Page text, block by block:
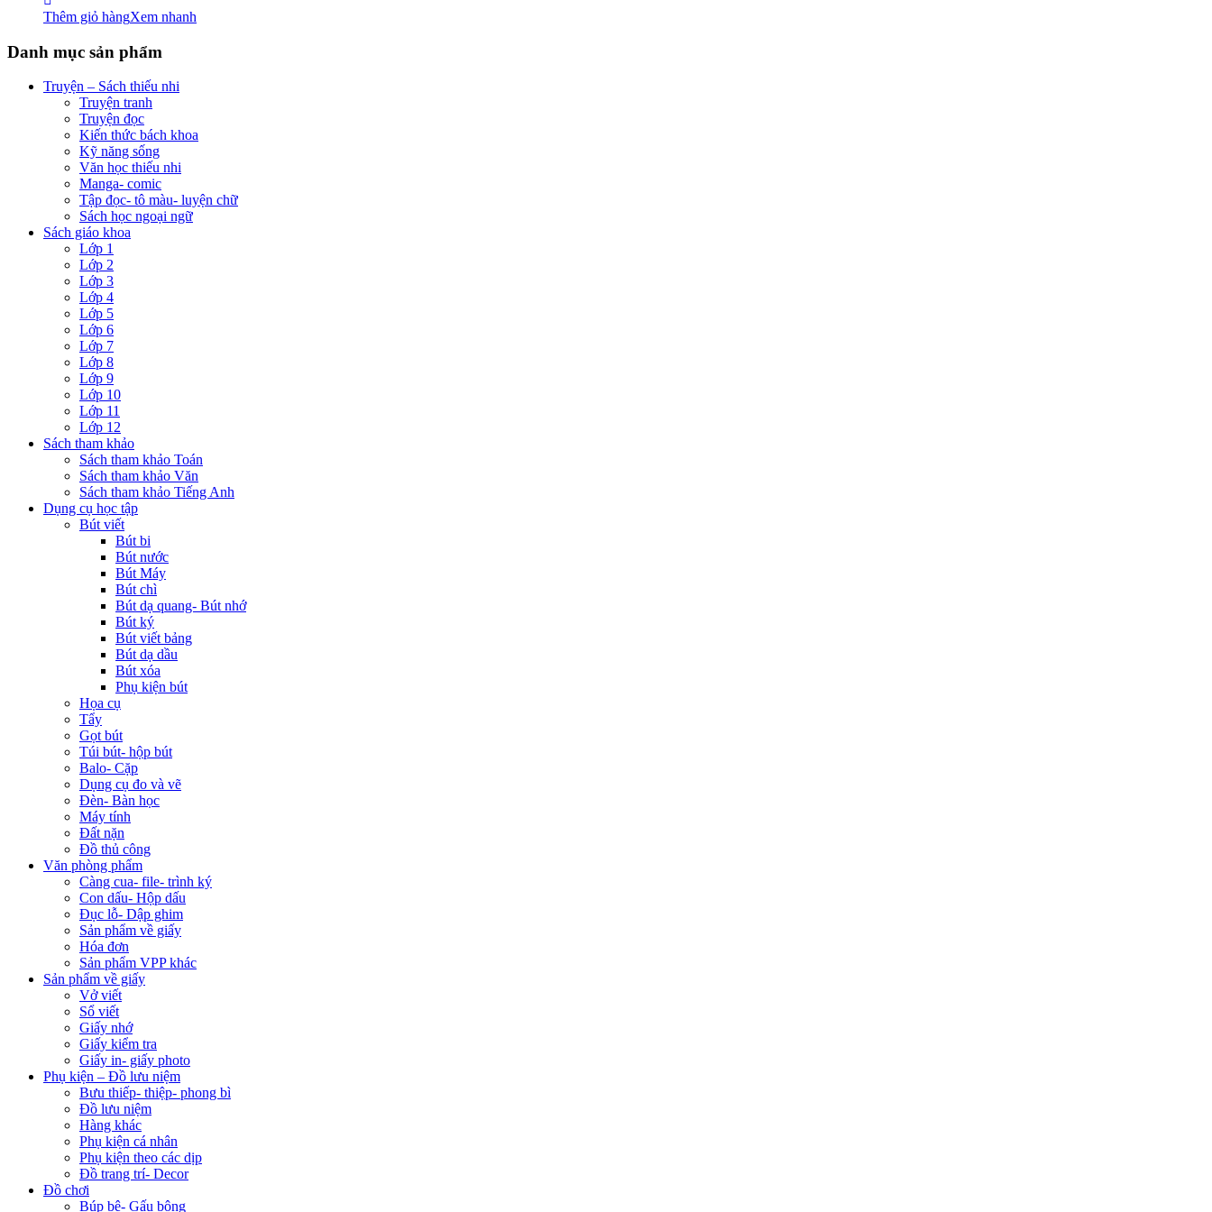
Thêm giỏ hàngXem nhanh
Danh mục sản phẩm
Truyện – Sách thiếu nhi
Truyện tranh
Truyện đọc
Kiến thức bách khoa
Kỹ năng sống
Văn học thiếu nhi
Manga- comic
Tập đọc- tô màu- luyện chữ
Sách học ngoại ngữ
Sách giáo khoa
Lớp 1
Lớp 2
Lớp 3
Lớp 4
Lớp 5
Lớp 6
Lớp 7
Lớp 8
Lớp 9
Lớp 10
Lớp 11
Lớp 12
Sách tham khảo
Sách tham khảo Toán
Sách tham khảo Văn
Sách tham khảo Tiếng Anh
Dụng cụ học tập
Bút viết
Bút bi
Bút nước
Bút Máy
Bút chì
Bút dạ quang- Bút nhớ
Bút ký
Bút viết bảng
Bút dạ dầu
Bút xóa
Phụ kiện bút
Họa cụ
Tẩy
Gọt bút
Túi bút- hộp bút
Balo- Cặp
Dụng cụ đo và vẽ
Đèn- Bàn học
Máy tính
Đất nặn
Đồ thủ công
Văn phòng phẩm
Càng cua- file- trình ký
Con dấu- Hộp dấu
Đục lỗ- Dập ghim
Sản phẩm về giấy
Hóa đơn
Sản phẩm VPP khác
Sản phẩm về giấy
Vở viết
Sổ viết
Giấy nhớ
Giấy kiểm tra
Giấy in- giấy photo
Phụ kiện – Đồ lưu niệm
Bưu thiếp- thiệp- phong bì
Đồ lưu niệm
Hàng khác
Phụ kiện cá nhân
Phụ kiện theo các dịp
Đồ trang trí- Decor
Đồ chơi
Búp bê- Gấu bông